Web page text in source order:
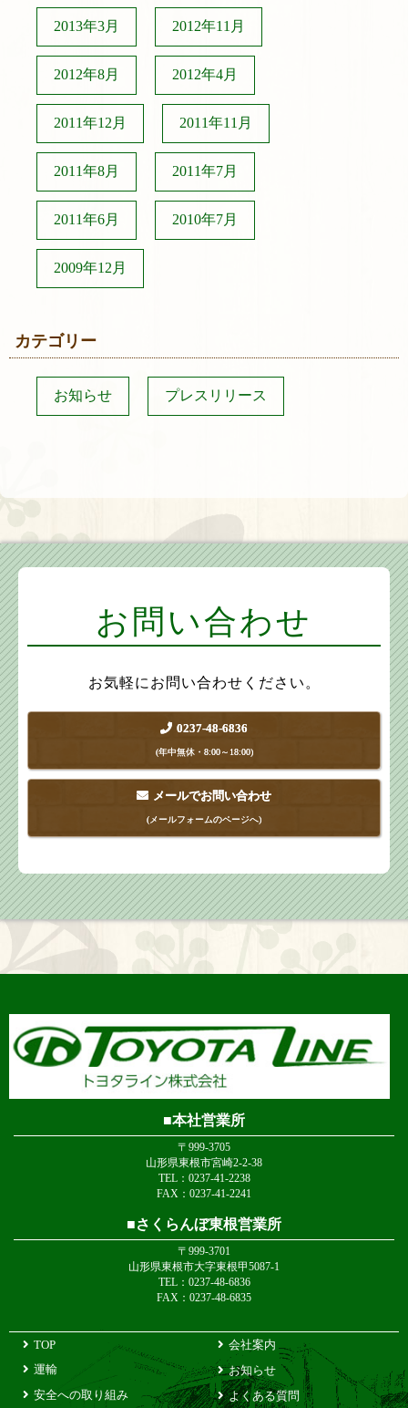
2013年3月 2012年11月
2012年8月 2012年4月
2011年12月 2011年11月
2011年8月 2011年7月
2011年6月 2010年7月
2009年12月
カテゴリー
お知らせ プレスリリース
お問い合わせ
お気軽にお問い合わせください。
0237-48-6836
(年中無休・8:00～18:00)
メールでお問い合わせ
(メールフォームのページへ)
本社営業所
〒999-3705
山形県東根市宮崎2-2-38
TEL：0237-41-2238
FAX：0237-41-2241
さくらんぼ東根営業所
〒999-3701
山形県東根市大字東根甲5087-1
TEL：0237-48-6836
FAX：0237-48-6835
TOP
運輸
安全への取り組み
会社案内
お知らせ
よくある質問